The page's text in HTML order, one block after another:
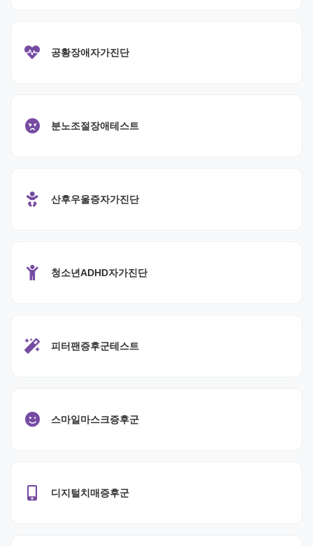
공황장애자가진단
분노조절장애테스트
산후우울증자가진단
청소년ADHD자가진단
피터팬증후군테스트
스마일마스크증후군
디지털치매증후군